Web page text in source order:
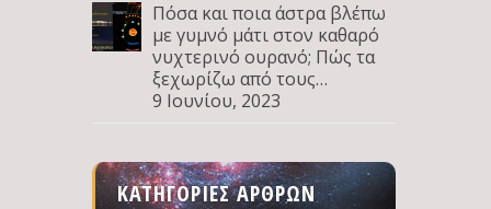
Πόσα και ποια άστρα βλέπω
με γυμνό μάτι στον καθαρό
νυχτερινό ουρανό; Πώς τα
ξεχωρίζω από τους
πλανήτες; Μέρος Δ
9 Ιουνίου, 2023
ΚΑΤΗΓΟΡΊΕΣ ΆΡΘΡΩΝ